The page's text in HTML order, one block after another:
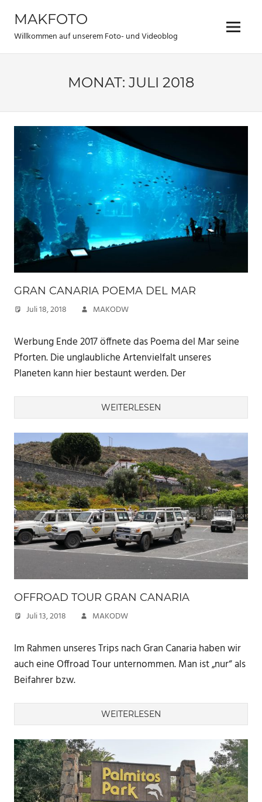
Inhalt
springen
MAKFOTO
Willkommen auf unserem Foto- und Videoblog Menü
MONAT: JULI 2018
GRAN CANARIA POEMA DEL MAR
Juli 18, 2018 MAKODW
Werbung Ende 2017 öffnete das Poema del Mar seine
Pforten. Die unglaubliche Artenvielfalt unseres
Planeten kann hier bestaunt werden. Der
WEITERLESEN
OFFROAD TOUR GRAN CANARIA
Juli 13, 2018 MAKODW
Im Rahmen unseres Trips nach Gran Canaria haben wir
auch eine Offroad Tour unternommen. Man ist „nur“ als
Beifahrer bzw.
WEITERLESEN